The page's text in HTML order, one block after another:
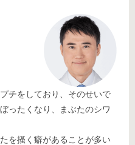
チをしており、そのせいで
ったくなり、まぶたのシワ
を掻く癖があることが多い